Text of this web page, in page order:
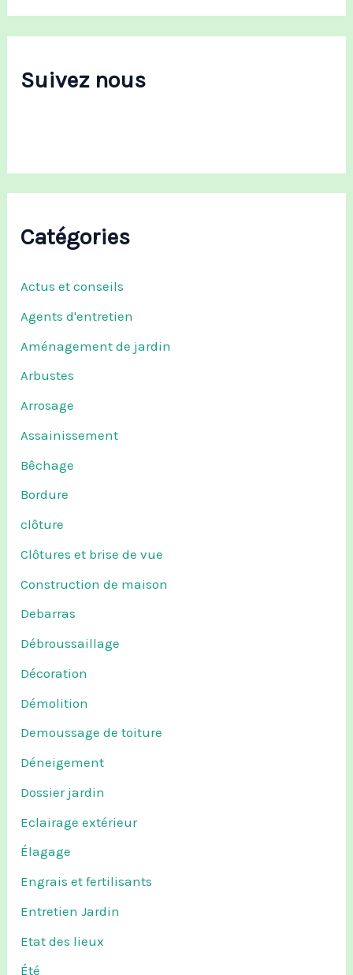
h
e
Suivez nous
Catégories
Actus et conseils
Agents d'entretien
Aménagement de jardin
Arbustes
Arrosage
Assainissement
Bêchage
Bordure
clôture
Clôtures et brise de vue
Construction de maison
Debarras
Débroussaillage
Décoration
Démolition
Demoussage de toiture
Déneigement
Dossier jardin
Eclairage extérieur
Élagage
Engrais et fertilisants
Entretien Jardin
Etat des lieux
Été